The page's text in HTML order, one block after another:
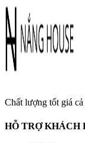
Chất lượng tốt giá
HỖ TRỢ KHÁCH